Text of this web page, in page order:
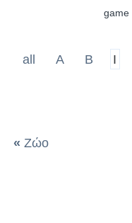
game
all Α Β Ι
« Ζώο